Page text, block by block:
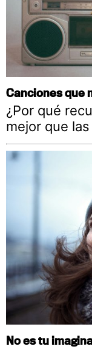
Canciones que
¿Por qué
mejor que
No es tu